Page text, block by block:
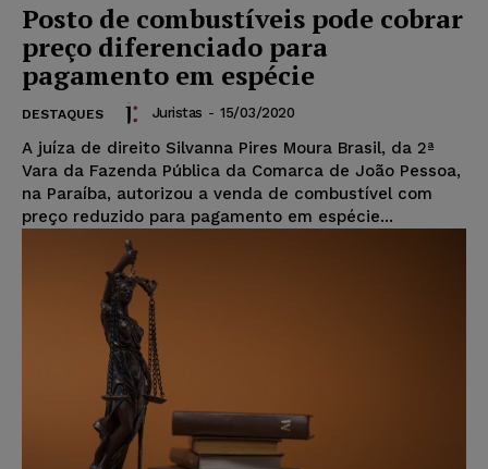
Posto de combustíveis pode cobrar
preço diferenciado para
pagamento em espécie
DESTAQUES Juristas - 15/03/2020
A juíza de direito Silvanna Pires Moura Brasil, da 2ª
Vara da Fazenda Pública da Comarca de João Pessoa,
na Paraíba, autorizou a venda de combustível com
preço reduzido para pagamento em espécie...